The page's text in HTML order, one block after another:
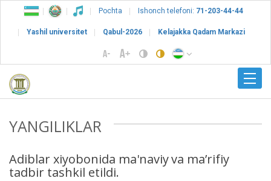
Pochta Ishonch telefoni: 71-203-44-44
Yashil universitet Qabul-2026 Kelajakka Qadam Markazi
YANGILIKLAR
Adiblar xiyobonida ma'naviy va maʼrifiy
tadbir tashkil etildi.